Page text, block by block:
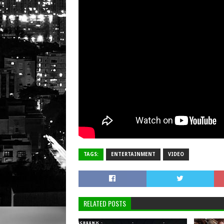
TAGS: ENTERTAINMENT VIDEO
RELATED POSTS